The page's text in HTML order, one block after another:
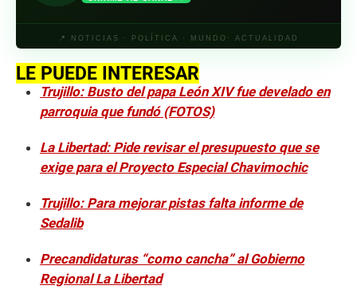
📍 NOTICIAS · POLÍTICA · MUNDO· ACTUALIDAD
LE PUEDE INTERESAR
Trujillo: Busto del papa León XIV fue develado en
parroquia que fundó (FOTOS)
La Libertad: Pide revisar el presupuesto que se
exige para el Proyecto Especial Chavimochic
Trujillo: Para mejorar pistas falta informe de
Sedalib
Precandidaturas “como cancha” al Gobierno
Regional La Libertad